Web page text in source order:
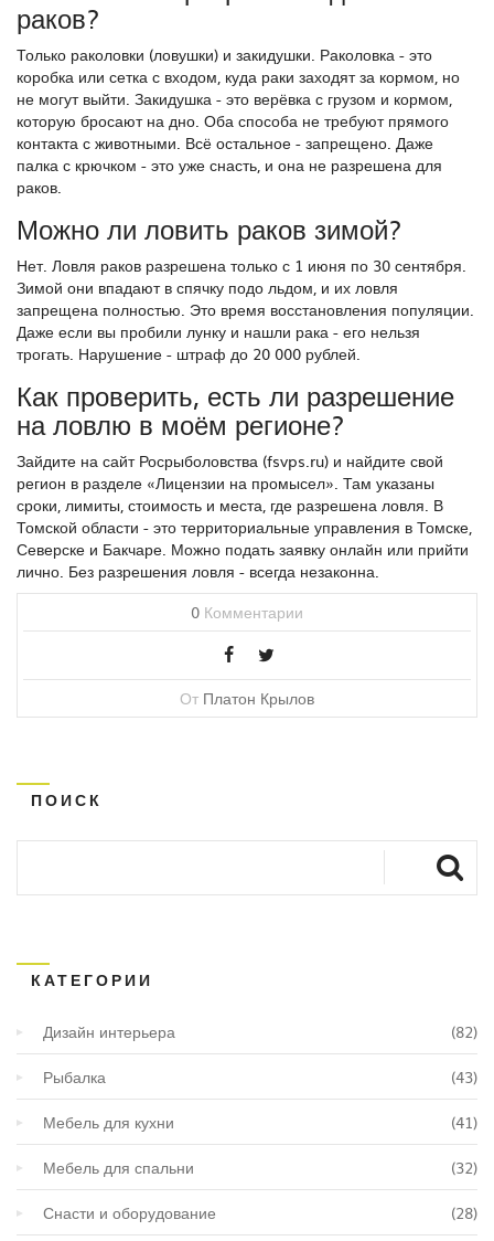
раков?
Только раколовки (ловушки) и закидушки. Раколовка - это
коробка или сетка с входом, куда раки заходят за кормом, но
не могут выйти. Закидушка - это верёвка с грузом и кормом,
которую бросают на дно. Оба способа не требуют прямого
контакта с животными. Всё остальное - запрещено. Даже
палка с крючком - это уже снасть, и она не разрешена для
раков.
Можно ли ловить раков зимой?
Нет. Ловля раков разрешена только с 1 июня по 30 сентября.
Зимой они впадают в спячку подо льдом, и их ловля
запрещена полностью. Это время восстановления популяции.
Даже если вы пробили лунку и нашли рака - его нельзя
трогать. Нарушение - штраф до 20 000 рублей.
Как проверить, есть ли разрешение
на ловлю в моём регионе?
Зайдите на сайт Росрыболовства (fsvps.ru) и найдите свой
регион в разделе «Лицензии на промысел». Там указаны
сроки, лимиты, стоимость и места, где разрешена ловля. В
Томской области - это территориальные управления в Томске,
Северске и Бакчаре. Можно подать заявку онлайн или прийти
лично. Без разрешения ловля - всегда незаконна.
0 Комментарии
От Платон Крылов
ПОИСК
КАТЕГОРИИ
Дизайн интерьера (82)
Рыбалка (43)
Мебель для кухни (41)
Мебель для спальни (32)
Снасти и оборудование (28)